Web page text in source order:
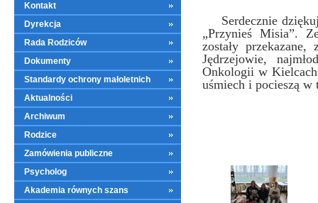
Kontakt
Dyrekcja
Rada Rodziców
Dokumenty
Standardy ochrony małoletnich
Aktualności
Archiwum
Rodzice
Zamówienia publiczne
Psycholog
Akademia równych szans
Serdecznie
„Przynieś Misia”.
zostały
Jędrzejowie,
Onkologii w
uśmiech i pocieszą